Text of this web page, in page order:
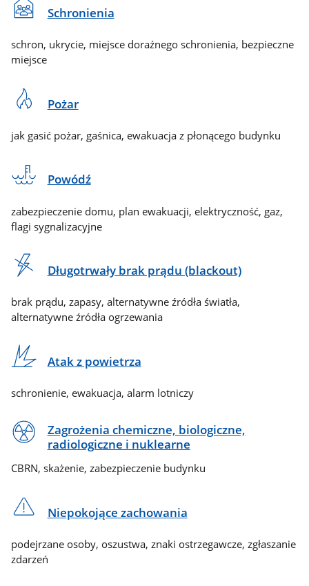
Schronienia
schron, ukrycie, miejsce doraźnego schronienia, bezpieczne
miejsce
Pożar
jak gasić pożar, gaśnica, ewakuacja z płonącego budynku
Powódź
zabezpieczenie domu, plan ewakuacji, elektryczność, gaz,
flagi sygnalizacyjne
Długotrwały brak prądu (blackout)
brak prądu, zapasy, alternatywne źródła światła,
alternatywne źródła ogrzewania
Atak z powietrza
schronienie, ewakuacja, alarm lotniczy
Zagrożenia chemiczne, biologiczne,
radiologiczne i nuklearne
CBRN, skażenie, zabezpieczenie budynku
Niepokojące zachowania
podejrzane osoby, oszustwa, znaki ostrzegawcze, zgłaszanie
zdarzeń